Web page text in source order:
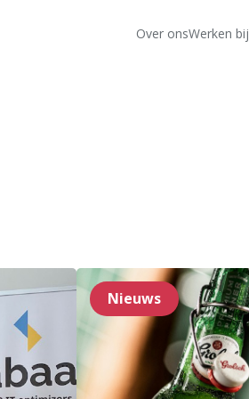
Over onsWerken bij
Nieuws